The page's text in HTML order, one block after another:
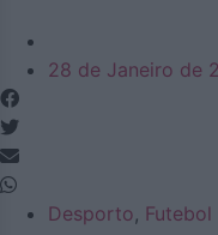
28 de Janeiro de
Desporto, Futebol